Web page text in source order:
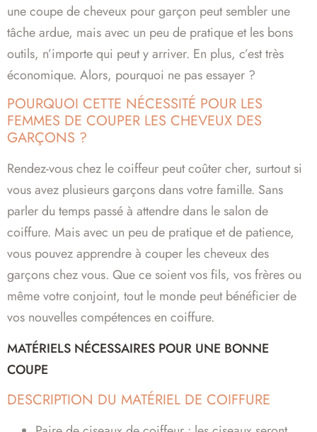
une coupe de cheveux pour garçon peut sembler une
tâche ardue, mais avec un peu de pratique et les bons
outils, n’importe qui peut y arriver. En plus, c’est très
économique. Alors, pourquoi ne pas essayer ?
POURQUOI CETTE NÉCESSITÉ POUR LES
FEMMES DE COUPER LES CHEVEUX DES
GARÇONS ?
Rendez-vous chez le coiffeur peut coûter cher, surtout si
vous avez plusieurs garçons dans votre famille. Sans
parler du temps passé à attendre dans le salon de
coiffure. Mais avec un peu de pratique et de patience,
vous pouvez apprendre à couper les cheveux des
garçons chez vous. Que ce soient vos fils, vos frères ou
même votre conjoint, tout le monde peut bénéficier de
vos nouvelles compétences en coiffure.
MATÉRIELS NÉCESSAIRES POUR UNE BONNE
COUPE
DESCRIPTION DU MATÉRIEL DE COIFFURE